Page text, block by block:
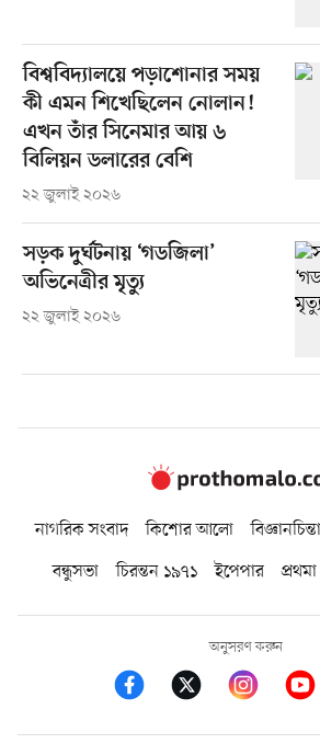
বিশ্ববিদ্যালয়ে পড়াশোনার সময়
কী এমন শিখেছিলেন নোলান!
এখন তাঁর সিনেমার আয় ৬
বিলিয়ন ডলারের বেশি
২২ জুলাই ২০২৬
সড়ক দুর্ঘটনায় ‘গডজিলা’
অভিনেত্রীর মৃত্যু
২২ জুলাই ২০২৬
নাগরিক সংবাদ কিশোর আলো বিজ্ঞানচিন্তা
বন্ধুসভা
চিরন্তন ১৯৭১ ইপেপার প্রথমা
অনুসরণ করুন